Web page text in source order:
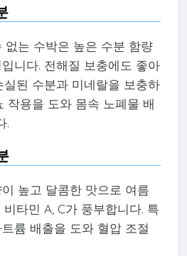
없는 수박은 높은 수분 함량
니다. 전해질 보충에도 좋아
실된 수분과 미네랄을 보충하
작용을 도와 몸속 노폐물 배
.
높고 달콤한 맛으로 여름
타민 A, C가 풍부합니다. 특
륨 배출을 도와 혈압 조절